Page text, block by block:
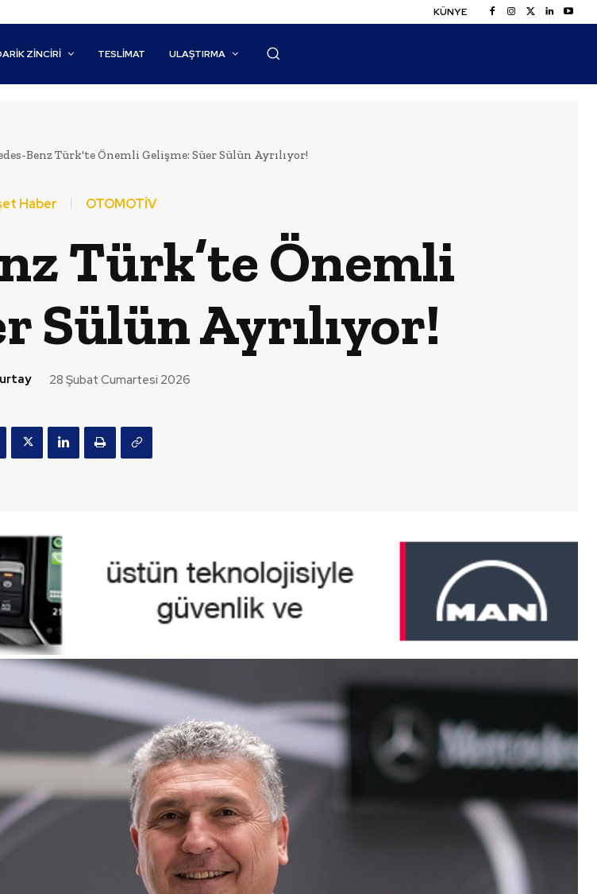
KÜNYE
ZINCIRI TESLIMAT ULAŞTIRMA
Benz Türk'te Önemli Gelişme: Süer Sülün Ayrılıyor!
Haber OTOMOTİV
Türk’te Önemli
Sülün Ayrılıyor!
28 Şubat Cumartesi 2026